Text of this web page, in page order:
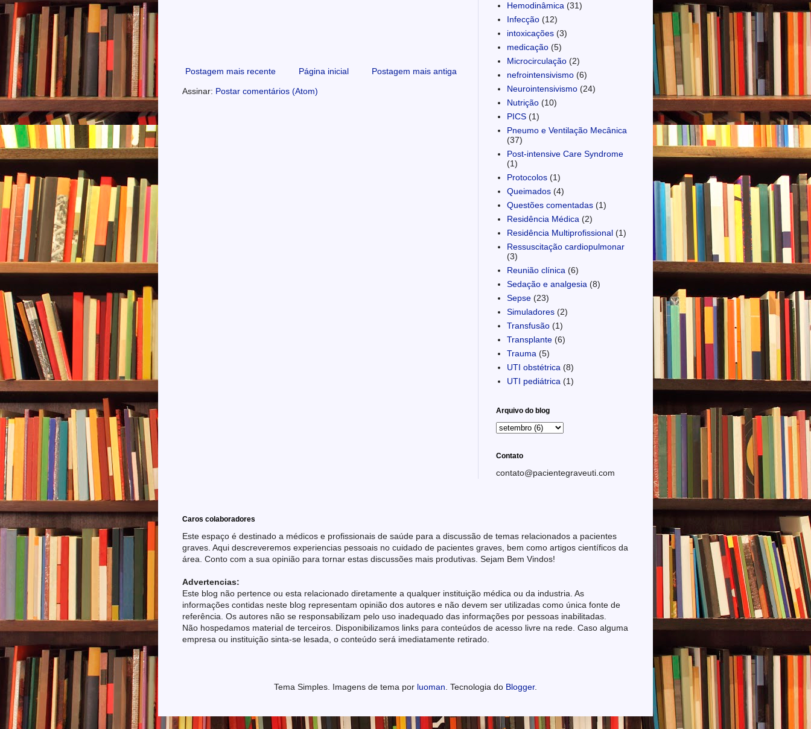
Postagem mais recente Postagem mais antiga
Página inicial
Assinar: Postar comentários (Atom)
Hemodinâmica (31)
Infecção (12)
intoxicações (3)
medicação (5)
Microcirculação (2)
nefrointensivismo (6)
Neurointensivismo (24)
Nutrição (10)
PICS (1)
Pneumo e Ventilação Mecânica
(37)
Post-intensive Care Syndrome
(1)
Protocolos (1)
Queimados (4)
Questões comentadas (1)
Residência Médica (2)
Residência Multiprofissional (1)
Ressuscitação cardiopulmonar
(3)
Reunião clínica (6)
Sedação e analgesia (8)
Sepse (23)
Simuladores (2)
Transfusão (1)
Transplante (6)
Trauma (5)
UTI obstétrica (8)
UTI pediátrica (1)
Arquivo do blog
Contato
contato@pacientegraveuti.com
Caros colaboradores
Este espaço é destinado a médicos e profissionais de saúde para a discussão de temas relacionados a pacientes
graves. Aqui descreveremos experiencias pessoais no cuidado de pacientes graves, bem como artigos científicos da
área. Conto com a sua opinião para tornar estas discussões mais produtivas. Sejam Bem Vindos!
Advertencias:
Este blog não pertence ou esta relacionado diretamente a qualquer instituição médica ou da industria. As
informações contidas neste blog representam opinião dos autores e não devem ser utilizadas como única fonte de
referência. Os autores não se responsabilizam pelo uso inadequado das informações por pessoas inabilitadas.
Não hospedamos material de terceiros. Disponibilizamos links para conteúdos de acesso livre na rede. Caso alguma
empresa ou instituição sinta-se lesada, o conteúdo será imediatamente retirado.
Tema Simples. Imagens de tema por luoman . Tecnologia do Blogger.